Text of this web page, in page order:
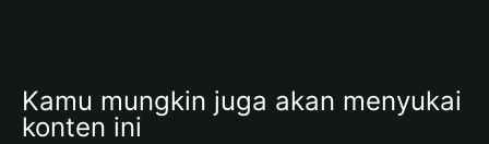
Kamu mungkin juga akan menyukai
konten ini